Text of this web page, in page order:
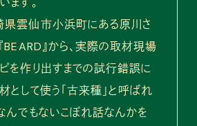
県雲仙市小浜町にある原川さ
BEARD』から、実際の取材現場
を作り出すまでの試行錯誤に
として使う「古来種」と呼ばれ
んでもないこぼれ話なんかを